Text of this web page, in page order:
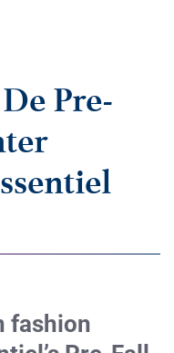
Pre-
fashion